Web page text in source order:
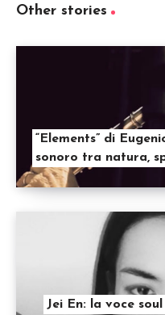
Other stories
“Elements” di
sonoro tra natura,
Jei En: la voce